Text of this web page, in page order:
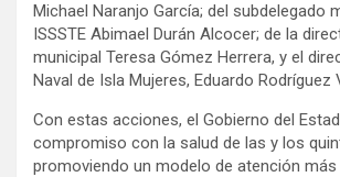
Michael Naranjo García; del subdelegado
ISSSTE Abimael Durán Alcocer; de la
municipal Teresa Gómez Herrera, y el
Naval de Isla Mujeres, Eduardo Rodríguez
Con estas acciones, el Gobierno del
compromiso con la salud de las y los
promoviendo un modelo de atención